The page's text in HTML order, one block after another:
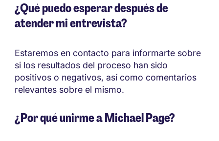
¿Qué puedo esperar después de
atender mi entrevista?
Estaremos en contacto para informarte sobre
si los resultados del proceso han sido
positivos o negativos, así como comentarios
relevantes sobre el mismo.
¿Por qué unirme a Michael Page?